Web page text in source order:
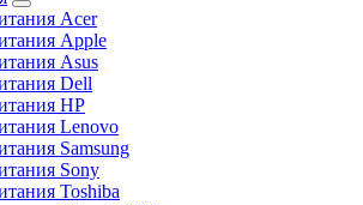
Acer
Apple
Asus
Dell
HP
Lenovo
Samsung
Sony
Toshiba